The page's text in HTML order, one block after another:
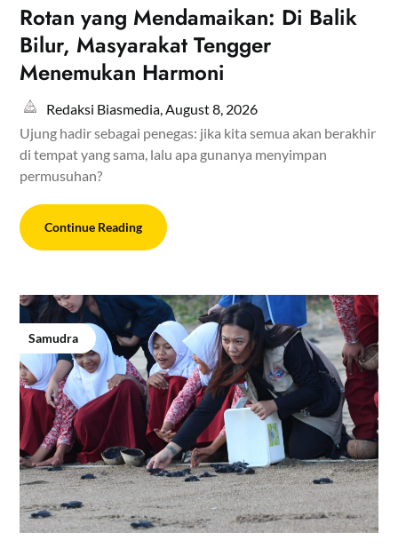
Rotan yang Mendamaikan: Di Balik
Bilur, Masyarakat Tengger
Menemukan Harmoni
Redaksi Biasmedia, August 8, 2026
Ujung hadir sebagai penegas: jika kita semua akan berakhir
di tempat yang sama, lalu apa gunanya menyimpan
permusuhan?
Continue Reading
Samudra